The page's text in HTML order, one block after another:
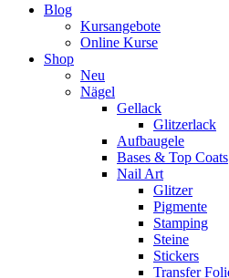
Blog
Kursangebote
Online Kurse
Shop
Neu
Nägel
Gellack
Glitzerlack
Aufbaugele
Bases & Top Coats
Nail Art
Glitzer
Pigmente
Stamping
Steine
Stickers
Transfer